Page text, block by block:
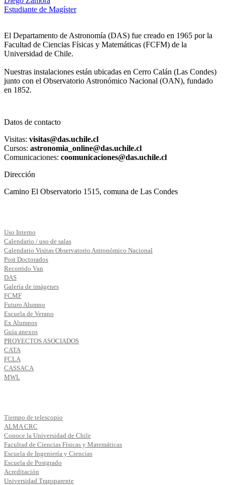
Estudiante de Magíster
El Departamento de Astronomía (DAS) fue creado en 1965 por la
Facultad de Ciencias Físicas y Matemáticas (FCFM) de la
Universidad de Chile.
Nuestras instalaciones están ubicadas en Cerro Calán (Las Condes)
junto con el Observatorio Astronómico Nacional (OAN), fundado
en 1852.
Datos de contacto
Visitas: visitas@das.uchile.cl
Cursos: astronomia_online@das.uchile.cl
Comunicaciones: coomunicaciones@das.uchile.cl
Dirección
Camino El Observatorio 1515, comuna de Las Condes
Uso Interno
Calendario / uso de salas
Calendario Visitas Observatorio Astronómico Nacional
Post Doctorados
Recorrido Van
DAS
Galería de imágenes
FCMF
Futuro Alumno
Escuela de Verano
Ex Alumnos
Guía anexos
PROYECTOS ASOCIADOS
CATA
FCLA
CASSACA
MWL
Tiempo de telescopio
ALMA CRC
Conoce la Universidad de Chile
Facultad de Ciencias Físicas y Matemáticas
Escuela de Ingeniería y Ciencias
Escuela de Postgrado
Acreditación
Universidad Transparente